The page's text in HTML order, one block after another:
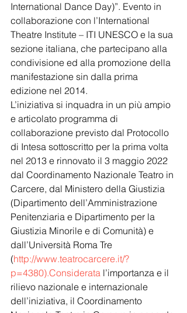
International Dance Day)”. Evento in
collaborazione con l’International
Theatre Institute – ITI UNESCO e la sua
sezione italiana, che partecipano alla
condivisione ed alla promozione della
manifestazione sin dalla prima
edizione nel 2014.
L’iniziativa si inquadra in un più ampio
e articolato programma di
collaborazione previsto dal Protocollo
di Intesa sottoscritto per la prima volta
nel 2013 e rinnovato il 3 maggio 2022
dal Coordinamento Nazionale Teatro in
Carcere, dal Ministero della Giustizia
(Dipartimento dell’Amministrazione
Penitenziaria e Dipartimento per la
Giustizia Minorile e di Comunità) e
dall’Università Roma Tre
(http://www.teatrocarcere.it/?
p=4380).Considerata l’importanza e il
rilievo nazionale e internazionale
dell’iniziativa, il Coordinamento